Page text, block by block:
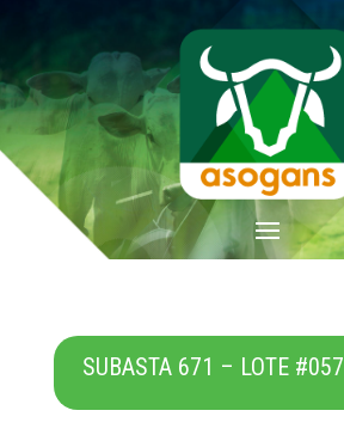
SUBASTA 671 – LOTE #057